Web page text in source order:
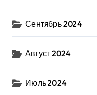
Сентябрь 2024
Август 2024
Июль 2024